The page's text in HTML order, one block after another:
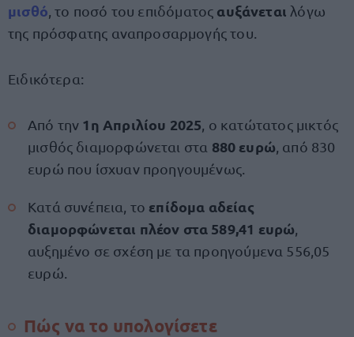
μισθό , το ποσό του επιδόματος αυξάνεται λόγω
της πρόσφατης αναπροσαρμογής του.
Ειδικότερα:
Από την 1η Απριλίου 2025 , ο κατώτατος μικτός
μισθός διαμορφώνεται στα 880 ευρώ , από 830
ευρώ που ίσχυαν προηγουμένως.
Κατά συνέπεια, το επίδομα αδείας
διαμορφώνεται πλέον στα 589,41 ευρώ
αυξημένο σε σχέση με τα προηγούμενα 556,05
ευρώ.
Πώς να το υπολογίσετε